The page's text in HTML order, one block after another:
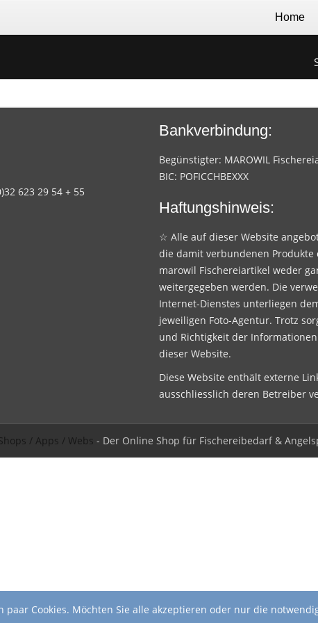
Home
623 29 54 + 55
Bankverbindung:
Begünstigter: MAROWIL
BIC: POFICCHBEXXX
Haftungshinweis:
☆ Alle auf dieser Website
die damit verbundenen
marowil Fischereiartikel weder
weitergegeben werden. Die
Internet-Dienstes unterliegen
jeweiligen Foto-Agentur. Trotz
und Richtigkeit der
dieser Website.
Diese Website enthält externe
ausschliesslich deren Betreiber
/ Apps / Webs - Der Online Shop für Fischereibedarf &
paar Cookies. Möchten Sie alle akzeptieren oder nur die